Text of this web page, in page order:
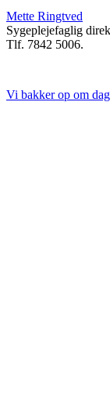
Mette Ringtved
Sygeplejefaglig
Tlf. 7842 5006.
Vi bakker op om